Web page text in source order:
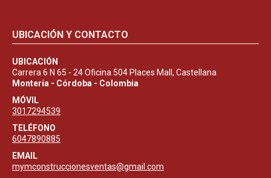
UBICACIÓN Y CONTACTO
UBICACIÓN
Carrera 6 N 65 - 24 Oficina 504 Places Mall, Castellana
Montería - Córdoba - Colombia
MÓVIL
3017294539
TELÉFONO
6047890885
EMAIL
mymconstruccionesventas@gmail.com